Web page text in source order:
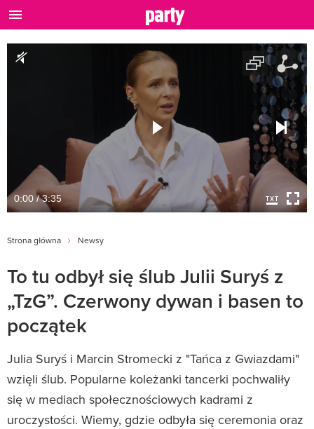
0:00 / 3:35
Strona główna Newsy
To tu odbył się ślub Julii Suryś z
„TzG”. Czerwony dywan i basen to
początek
Julia Suryś i Marcin Stromecki z "Tańca z Gwiazdami"
wzięli ślub. Popularne koleżanki tancerki pochwaliły
się w mediach społecznościowych kadrami z
uroczystości. Wiemy, gdzie odbyła się ceremonia oraz